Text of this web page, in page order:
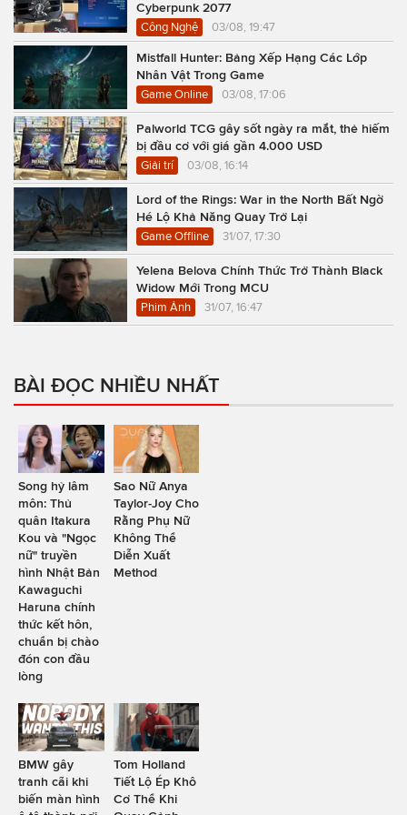
Cyberpunk 2077
Công Nghệ 03/08, 19:47
Mistfall Hunter: Bảng Xếp Hạng Các Lớp
Nhân Vật Trong Game
Game Online 03/08, 17:06
Palworld TCG gây sốt ngày ra mắt, thẻ hiếm
bị đầu cơ với giá gần 4.000 USD
Giải trí 03/08, 16:14
Lord of the Rings: War in the North Bất Ngờ
Hé Lộ Khả Năng Quay Trở Lại
Game Offline 31/07, 17:30
Yelena Belova Chính Thức Trở Thành Black
Widow Mới Trong MCU
Phim Ảnh 31/07, 16:47
BÀI ĐỌC NHIỀU NHẤT
Song hỷ lâm
môn: Thủ
quân Itakura
Kou và "Ngọc
nữ" truyền
hình Nhật Bản
Kawaguchi
Haruna chính
thức kết hôn,
chuẩn bị chào
đón con đầu
lòng
Sao Nữ Anya
Taylor-Joy Cho
Rằng Phụ Nữ
Không Thể
Diễn Xuất
Method
BMW gây
tranh cãi khi
biến màn hình
Tom Holland
Tiết Lộ Ép Khô
Cơ Thể Khi